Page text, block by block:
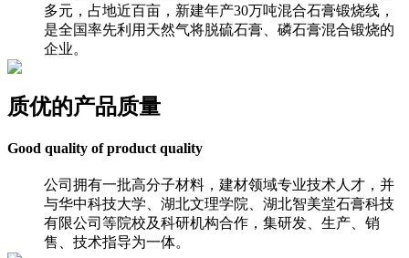
多元，占地近百亩，新建年产30万吨混合石膏锻烧线，
是全国率先利用天然气将脱硫石膏、磷石膏混合锻烧的
企业。
质优的产品质量
Good quality of product quality
公司拥有一批高分子材料，建材领域专业技术人才，并
与华中科技大学、湖北文理学院、湖北智美堂石膏科技
有限公司等院校及科研机构合作，集研发、生产、销
售、技术指导为一体。